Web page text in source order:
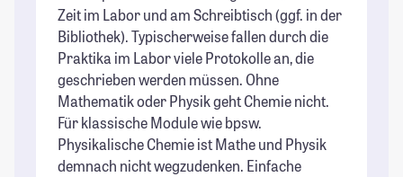
Zeit im Labor und am Schreibtisch (ggf. in der
Bibliothek). Typischerweise fallen durch die
Praktika im Labor viele Protokolle an, die
geschrieben werden müssen. Ohne
Mathematik oder Physik geht Chemie nicht.
Für klassische Module wie bpsw.
Physikalische Chemie ist Mathe und Physik
demnach nicht wegzudenken. Einfache